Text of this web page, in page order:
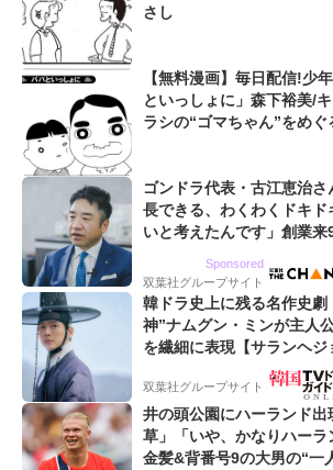
さし
【無料漫画】毎日配信!少
といっしょに」森下裕美/
ラシの“ゴマちゃん”をめ
ゴンドラ代表・古江恵治
長できる、わくわくドキド
いと考えたんです」創業
Sponsored
双葉社グループサイト
韓ドラ史上に残る名作史劇
神”ナムグン・ミンが主人
を繊細に表現【サランヘジ
双葉社グループサイト
井の頭公園にハーランド
草」「いや、かなりハーラ
金髪&背番号9の大男の“一